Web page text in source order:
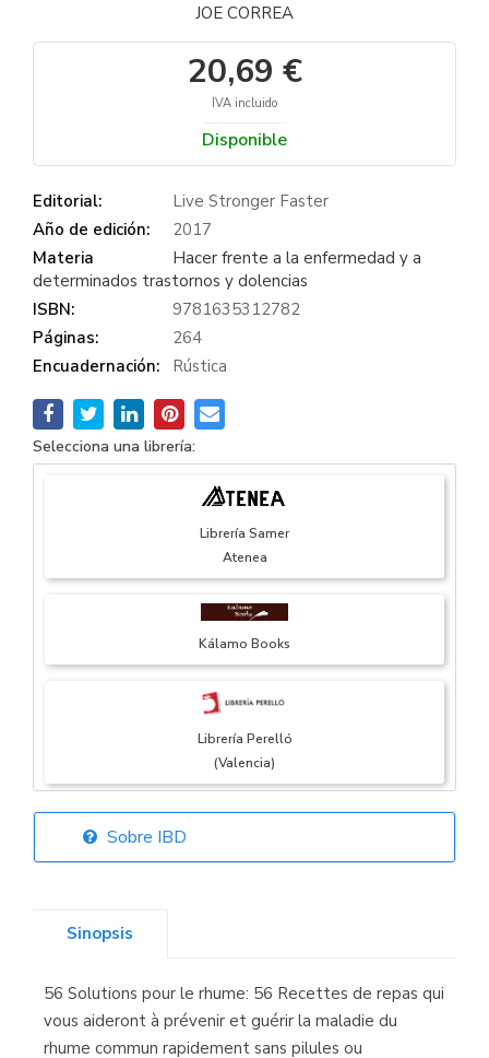
JOE CORREA
20,69 €
IVA incluido
Disponible
Editorial:
Live Stronger Faster
Año de edición:
2017
Materia
Hacer frente a la enfermedad y a
determinados trastornos y dolencias
ISBN:
9781635312782
Páginas:
264
Encuadernación:
Rústica
Selecciona una librería:
Librería Samer
Atenea
Kálamo Books
Librería Perelló
(Valencia)
Librería Elías
Librería Kolima
(Madrid)
Sobre IBD
Sinopsis
56 Solutions pour le rhume: 56 Recettes de repas qui
vous aideront à prévenir et guérir la maladie du
rhume commun rapidement sans pilules ou